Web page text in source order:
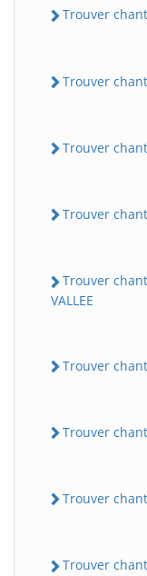
Trouver
Trouver
Trouver
Trouver
Trouver
VALLEE
Trouver
Trouver
Trouver
Trouver